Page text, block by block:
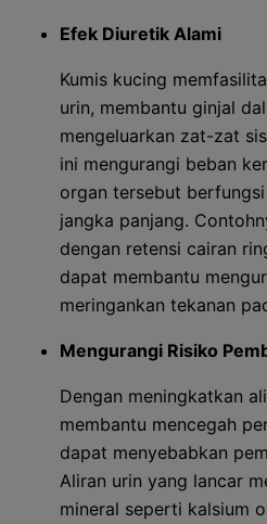
Efek Diuretik Alami
Kumis kucing
urin, membantu ginjal
mengeluarkan zat-zat
ini mengurangi beban
organ tersebut
jangka panjang.
dengan retensi cairan
dapat membantu
meringankan tekanan
Mengurangi Risiko
Dengan meningkatkan
membantu mencegah
dapat menyebabkan
Aliran urin yang lancar
mineral seperti kalsium